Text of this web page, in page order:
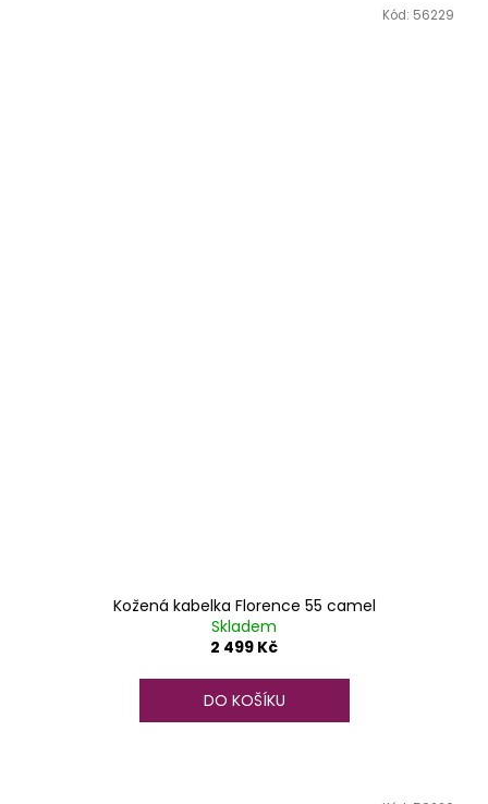
Kožená kabelka Florence 55 camel
Skladem
2 499 Kč
DO KOŠÍKU
Kód: 56229